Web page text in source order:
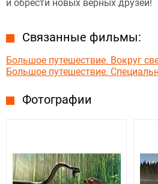
и обрести новых верных друзей!
Связанные фильмы:
Большое путешествие. Вокруг
Большое путешествие.
Фотографии